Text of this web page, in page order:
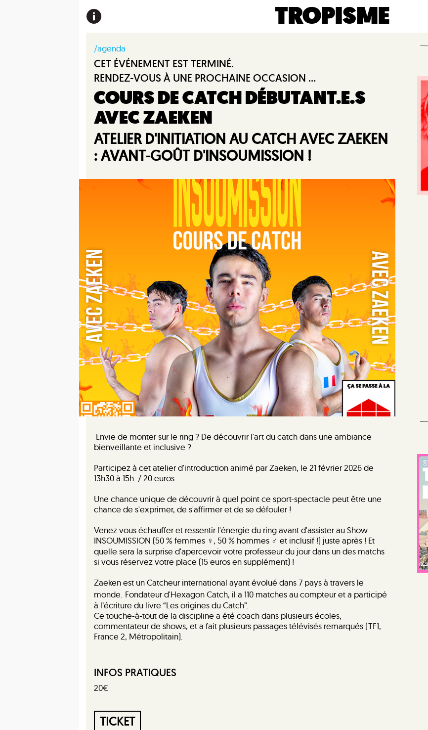
TROPISME
/agenda
CET ÉVÉNEMENT EST TERMINÉ.
RENDEZ-VOUS À UNE PROCHAINE OCCASION ...
COURS DE CATCH DÉBUTANT.E.S
AVEC ZAEKEN
ATELIER D'INITIATION AU CATCH AVEC ZAEKEN
: AVANT-GOÛT D'INSOUMISSION !
Envie de monter sur le ring ? De découvrir l'art du catch dans une ambiance
bienveillante et inclusive ?
Participez à cet atelier d'introduction animé par Zaeken, le 21 février 2026 de
13h30 à 15h. / 20 euros
Une chance unique de découvrir à quel point ce sport-spectacle peut être une
chance de s'exprimer, de s'affirmer et de se défouler !
Venez vous échauffer et ressentir l'énergie du ring avant d'assister au Show
INSOUMISSION (50 % femmes ♀️, 50 % hommes ♂️ et inclusif !) juste après ! Et
quelle sera la surprise d'apercevoir votre professeur du jour dans un des matchs
si vous réservez votre place (15 euros en supplément) !
Zaeken est un Catcheur international ayant évolué dans 7 pays à travers le
monde. Fondateur d'Hexagon Catch, il a 110 matches au compteur et a participé
à l’écriture du livre “Les origines du Catch”.
Ce touche-à-tout de la discipline a été coach dans plusieurs écoles,
commentateur de shows, et a fait plusieurs passages télévisés remarqués (TF1,
France 2, Métropolitain).
INFOS PRATIQUES
20€
TICKET